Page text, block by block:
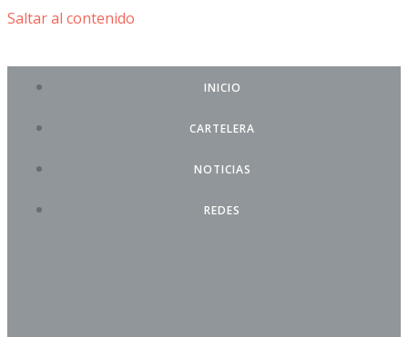
Saltar al contenido
INICIO
CARTELERA
NOTICIAS
REDES